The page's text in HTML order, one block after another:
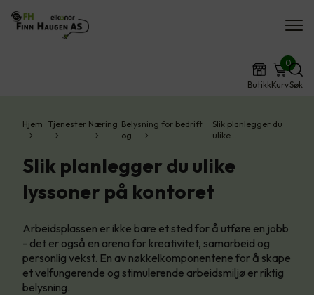
ButikkKurv
0
Søk
Hjem Tjenester Næring Belysning for bedrift
og…
Slik planlegger du
ulike…
Slik planlegger du ulike
lyssoner på kontoret
Arbeidsplassen er ikke bare et sted for å utføre en jobb
- det er også en arena for kreativitet, samarbeid og
personlig vekst. En av nøkkelkomponentene for å skape
et velfungerende og stimulerende arbeidsmiljø er riktig
belysning.